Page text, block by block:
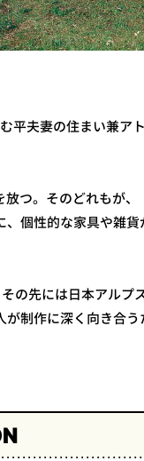
平夫妻の住まい兼ア
つ。そのどれもが
個性的な家具や雑
の先には日本アルプ
制作に深く向き合う